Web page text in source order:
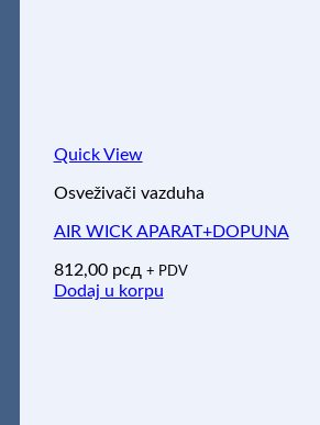
Quick View
Osveživači vazduha
AIR WICK APARAT+DOPUNA
812,00 рсд + PDV
Dodaj u korpu